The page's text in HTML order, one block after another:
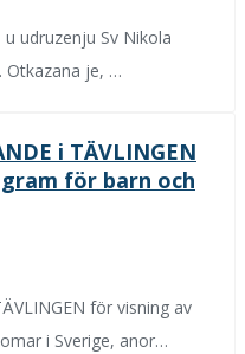
udruzenju Sv Nikola
Otkazana je, …
i TÄVLINGEN
för barn och
för visning av
i Sverige, anor…